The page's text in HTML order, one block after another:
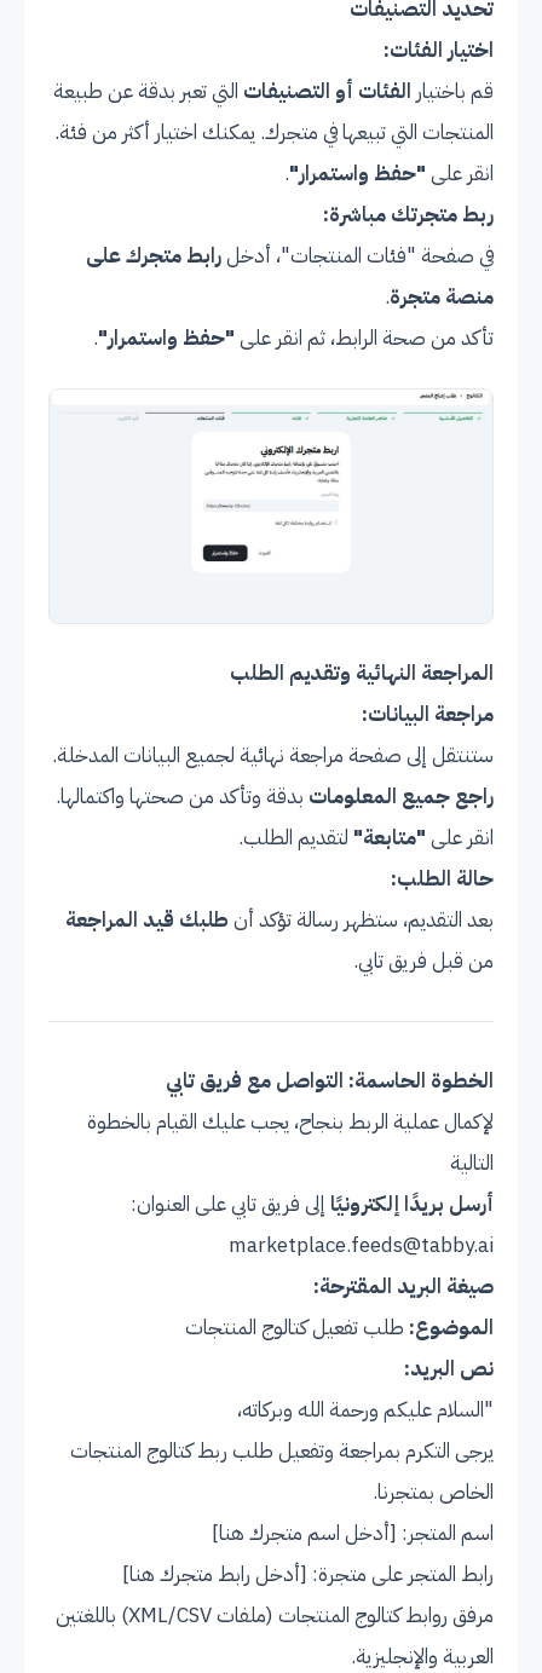
تحديد التصنيفات
اختيار الفئات:
قم باختيار الفئات أو التصنيفات التي تعبر بدقة عن طبيعة
المنتجات التي تبيعها في متجرك. يمكنك اختيار أكثر من فئة.
انقر على "حفظ واستمرار".
ربط متجرتك مباشرة:
في صفحة "فئات المنتجات"، أدخلرابط متجرك على
منصة متجرة.
تأكد من صحة الرابط، ثم انقر على "حفظ واستمرار".
المراجعة النهائية وتقديم الطلب
مراجعة البيانات:
ستنتقل إلى صفحة مراجعة نهائية لجميع البيانات المدخلة.
راجع جميع المعلومات بدقة وتأكد من صحتها واكتمالها.
انقر على "متابعة" لتقديم الطلب.
حالة الطلب:
بعد التقديم، ستظهر رسالة تؤكد أن طلبك قيد المراجعة
من قبل فريق تابي.
الخطوة الحاسمة: التواصل مع فريق تابي
لإكمال عملية الربط بنجاح، يجب عليك القيام بالخطوة
التالية
أرسل بريدًا إلكترونيًا إلى فريق تابي على العنوان:
marketplace.feeds@tabby.ai
صيغة البريد المقترحة:
الموضوع: طلب تفعيل كتالوج المنتجات
نص البريد:
"السلام عليكم ورحمة الله وبركاته،
يرجى التكرم بمراجعة وتفعيل طلب ربط كتالوج المنتجات
الخاص بمتجرنا.
اسم المتجر: [أدخل اسم متجرك هنا]
رابط المتجر على متجرة: [أدخل رابط متجرك هنا]
مرفق روابط كتالوج المنتجات (ملفات XML/CSV) باللغتين
العربية والإنجليزية.